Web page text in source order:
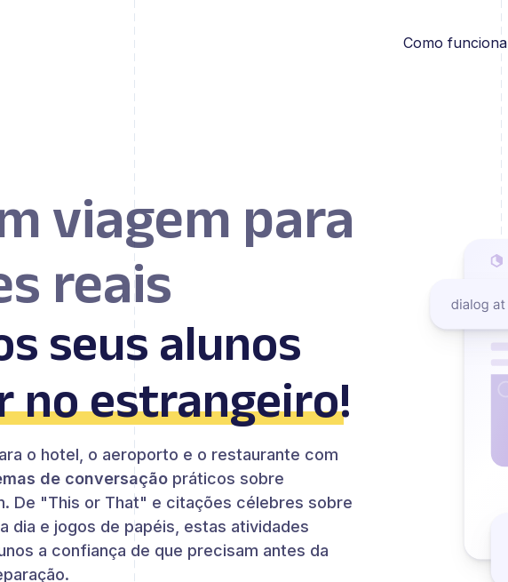
Como funciona
viagem para
reais
seus alunos
no estrangeiro!
o hotel, o aeroporto e o restaurante com
de conversação práticos sobre
De "This or That" e citações célebres sobre
dia e jogos de papéis, estas atividades
a confiança de que precisam antes da